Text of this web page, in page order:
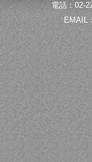
電話：02-
EMAIL